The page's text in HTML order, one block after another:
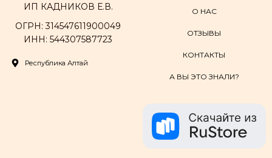
ИП КАДНИКОВ Е.В.
ОГРН: 314547611900049
ИНН: 544307587723
Республика Алтай
О НАС
ОТЗЫВЫ
КОНТАКТЫ
А ВЫ ЭТО ЗНАЛИ?